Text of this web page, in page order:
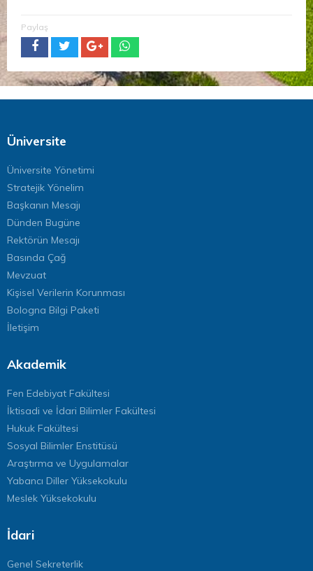
Paylaş
Üniversite
Üniversite Yönetimi
Stratejik Yönelim
Başkanın Mesajı
Dünden Bugüne
Rektörün Mesajı
Basında Çağ
Mevzuat
Kişisel Verilerin Korunması
Bologna Bilgi Paketi
İletişim
Akademik
Fen Edebiyat Fakültesi
İktisadi ve İdari Bilimler Fakültesi
Hukuk Fakültesi
Sosyal Bilimler Enstitüsü
Araştırma ve Uygulamalar
Yabancı Diller Yüksekokulu
Meslek Yüksekokulu
İdari
Genel Sekreterlik